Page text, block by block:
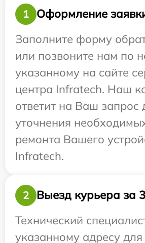
1
Оформление
Заполните форму
или позвоните нам по
указанному на сайте
центра Infratech. Наш
ответит на Ваш запрос
уточнения
ремонта Вашего
Infratech.
2
Выезд курьера за
Технический
указанному адресу